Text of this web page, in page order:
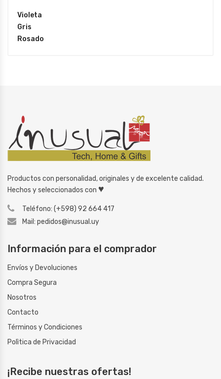
Violeta
Gris
Rosado
Productos con personalidad, originales y de excelente calidad.
Hechos y seleccionados con ♥
Teléfono: (+598) 92 664 417
Mail: pedidos@inusual.uy
Información para el comprador
Envíos y Devoluciones
Compra Segura
Nosotros
Contacto
Términos y Condiciones
Polìtica de Privacidad
¡Recibe nuestras ofertas!